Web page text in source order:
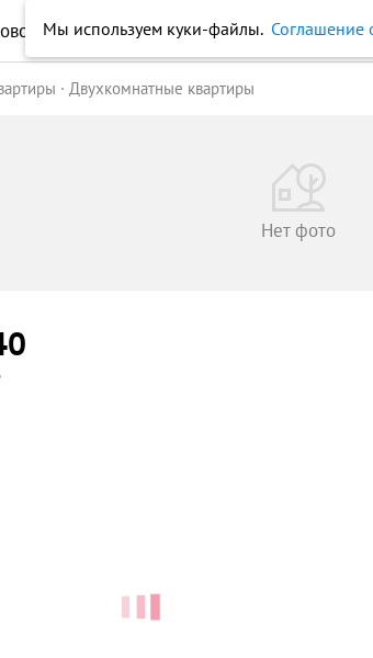
Журнал Еще
Двухкомнатные квартиры
Нет фото
Мы используем куки-файлы. Соглашение